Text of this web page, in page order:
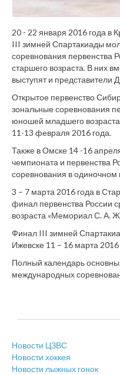
20 - 22 января 2016 года в
III зимней Спартакиады
соревнования первенства
старшего возраста. В них
выступят и представители
Открытое первенство
зональные соревнования
юношей младшего
11-13 февраля 2016 года.
Также в Омске 14 -16
чемпионата и первенства
соревнования в одиночном
3 – 7 марта 2016 года в
финал первенства России
возраста «Мемориал С. А.
Финал III зимней
Ижевске 11 – 16 марта 2016
Полный календарь
международных
Новости ЦЗВС
Новости хоккея
Новости лыжных гонок